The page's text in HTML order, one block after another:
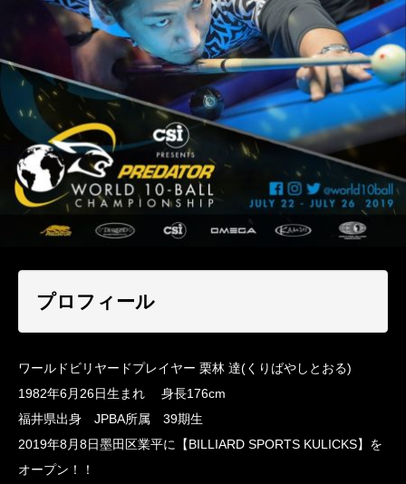
プロフィール
ワールドビリヤードプレイヤー 栗林 達(くりばやしとおる)
1982年6月26日生まれ 身長176cm
福井県出身 JPBA所属 39期生
2019年8月8日墨田区業平に【BILLIARD SPORTS KULICKS】を
オープン！！